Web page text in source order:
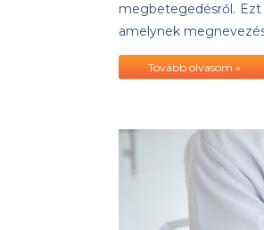
megbetegedésről.
amelynek
Tovább olvasom »